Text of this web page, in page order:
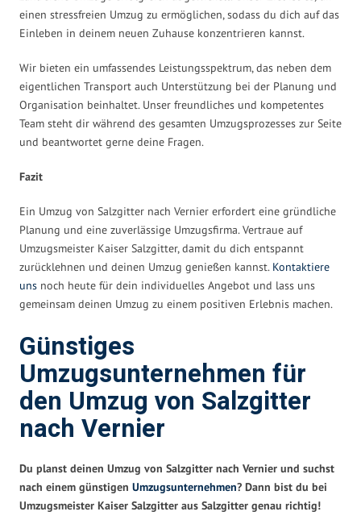
einen stressfreien Umzug zu ermöglichen, sodass du dich auf das
Einleben in deinem neuen Zuhause konzentrieren kannst.
Wir bieten ein umfassendes Leistungsspektrum, das neben dem
eigentlichen Transport auch Unterstützung bei der Planung und
Organisation beinhaltet. Unser freundliches und kompetentes
Team steht dir während des gesamten Umzugsprozesses zur Seite
und beantwortet gerne deine Fragen.
Fazit
Ein Umzug von Salzgitter nach Vernier erfordert eine gründliche
Planung und eine zuverlässige Umzugsfirma. Vertraue auf
Umzugsmeister Kaiser Salzgitter, damit du dich entspannt
zurücklehnen und deinen Umzug genießen kannst. Kontaktiere
uns noch heute für dein individuelles Angebot und lass uns
gemeinsam deinen Umzug zu einem positiven Erlebnis machen.
Günstiges
Umzugsunternehmen für
den Umzug von Salzgitter
nach Vernier
Du planst deinen Umzug von Salzgitter nach Vernier und suchst
nach einem günstigen Umzugsunternehmen? Dann bist du bei
Umzugsmeister Kaiser Salzgitter aus Salzgitter genau richtig!